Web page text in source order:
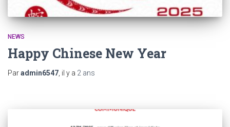
NEWS
Happy Chinese New Year
Paradmin6547 , il y a 2 ans